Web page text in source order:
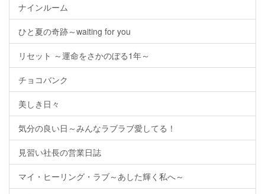
ナインルーム
ひと夏の奇跡～waiting for you
リセット ～運命をさかのぼる1年～
チョコバンク
美しき日々
気分の良い日～みんなラブラブ愛してる！
見習い社長の営業日誌
マイ・ヒーリング・ラブ～あした輝く私へ～